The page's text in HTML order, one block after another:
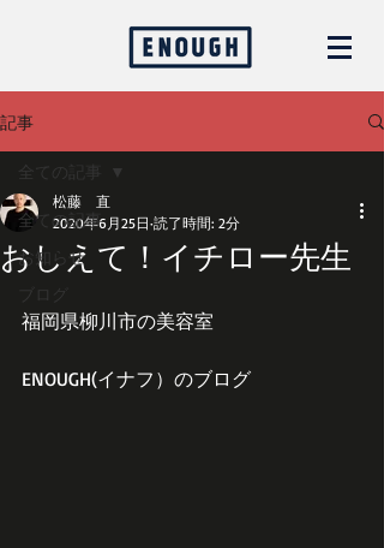
記事
全ての記事
お知らせ
ブログ
全ての記事
おしえて！イチロー先生
松藤 直
2020年6月25日 読了時間: 2分
福岡県柳川市の美容室
ENOUGH(イナフ）のブログ